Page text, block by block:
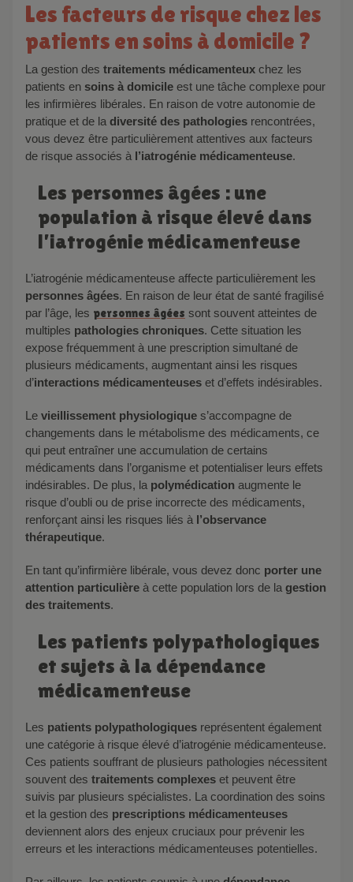
Les facteurs de risque chez les
patients en soins à domicile ?
La gestion des traitements médicamenteux chez les
patients en soins à domicile est une tâche complexe pour
les infirmières libérales. En raison de votre autonomie de
pratique et de ladiversité des pathologies rencontrées,
vous devez être particulièrement attentives aux facteurs
de risque associés à l’iatrogénie médicamenteuse.
Les personnes âgées : une
population à risque élevé dans
l’iatrogénie médicamenteuse
L’iatrogénie médicamenteuse affecte particulièrement les
personnes âgées. En raison de leur état de santé fragilisé
par l’âge, les personnes âgées sont souvent atteintes de
multiples pathologies chroniques. Cette situation les
expose fréquemment à une prescription simultané de
plusieurs médicaments, augmentant ainsi les risques
d’interactions médicamenteuses et d’effets indésirables.
Le vieillissement physiologique s’accompagne de
changements dans le métabolisme des médicaments, ce
qui peut entraîner une accumulation de certains
médicaments dans l’organisme et potentialiser leurs effets
indésirables. De plus, la polymédication augmente le
risque d’oubli ou de prise incorrecte des médicaments,
renforçant ainsi les risques liés àl’observance
thérapeutique.
En tant qu’infirmière libérale, vous devez donc porter une
attention particulière à cette population lors de lagestion
des traitements.
Les patients polypathologiques
et sujets à la dépendance
médicamenteuse
Les patients polypathologiques représentent également
une catégorie à risque élevé d’iatrogénie médicamenteuse.
Ces patients souffrant de plusieurs pathologies nécessitent
souvent des traitements complexes et peuvent être
suivis par plusieurs spécialistes. La coordination des soins
et la gestion des prescriptions médicamenteuses
deviennent alors des enjeux cruciaux pour prévenir les
erreurs et les interactions médicamenteuses potentielles.